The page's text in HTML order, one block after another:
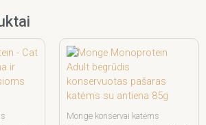
Monge konservai katėms